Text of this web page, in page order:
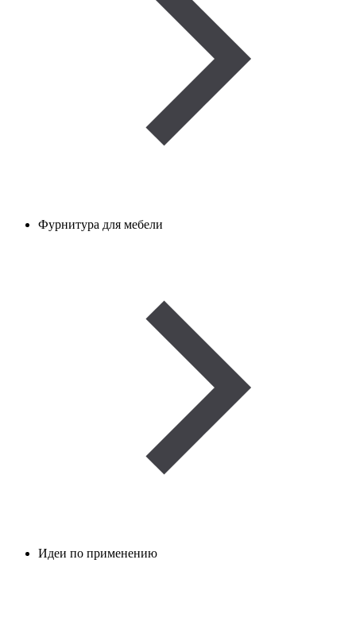
Фурнитура для мебели
Идеи по применению